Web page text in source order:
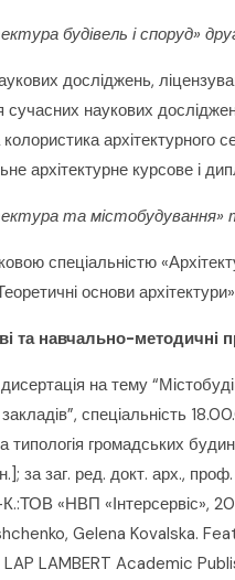
будівель і споруд»
досліджень,
сучасних наукових
архітектурного
архітектурне курсове і
та містобудування»
спеціальністю
основи архітектури»
та навчально-методичні
на тему
спеціальність
типологія громадських
за заг. ред. докт. арх.,
«НВП «Інтерсервіс»,
Gelena Kovalska.
LAMBERT Academic